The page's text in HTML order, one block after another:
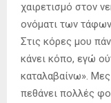
χαιρετισμό στον
ονόματι των τάφων
Στις κόρες μου
κάνει κόπο, εγώ
καταλαβαίνω».
πεθάνει πολλές